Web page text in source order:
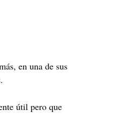
en una de sus
útil pero que